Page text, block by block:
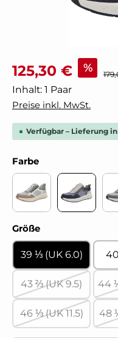
Verkaufspreis:
125,30 € %
Inhalt: 1 Paar
Preise inkl. MwSt.
Verfügbar – Lieferung
Farbeauswählen
Größeauswählen
39 ⅓ (UK 6.0)
43 ⅔ (UK 9.5)
(Diese Option
44
46 ⅓ (UK 11.5)
(Diese Option
48